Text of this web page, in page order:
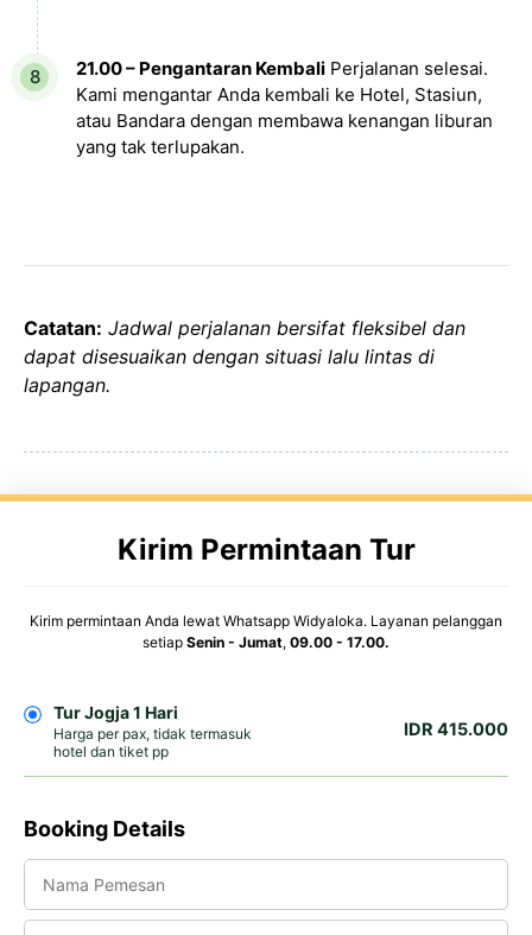
21.00 – Pengantaran Kembali Perjalanan selesai.
Kami mengantar Anda kembali ke Hotel, Stasiun,
atau Bandara dengan membawa kenangan liburan
yang tak terlupakan.
Catatan: Jadwal perjalanan bersifat fleksibel dan
dapat disesuaikan dengan situasi lalu lintas di
lapangan.
Kirim Permintaan Tur
Kirim permintaan Anda lewat Whatsapp Widyaloka. Layanan pelanggan
setiap Senin - Jumat, 09.00 - 17.00.
Tur Jogja 1 Hari
Harga per pax, tidak termasuk
hotel dan tiket pp
IDR 415.000
Booking Details